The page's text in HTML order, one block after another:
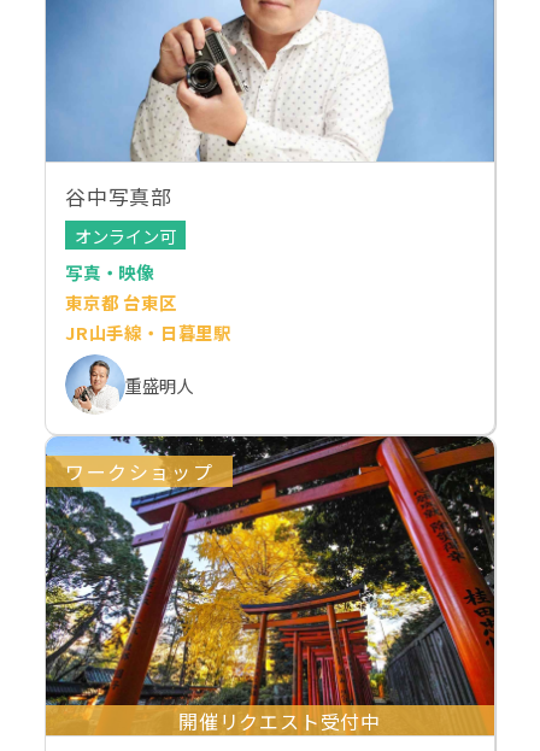
谷中写真部
オンライン可
写真・映像
東京都 台東区
JR山手線・日暮里駅
重盛明人
ワークショップ
開催リクエスト受付中